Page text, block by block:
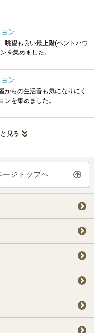
ン
眺望も良い最上階(ペントハウ
を集めました。
ン
からの生活音も気になりにく
ンを集めました。
見る
ージトップへ